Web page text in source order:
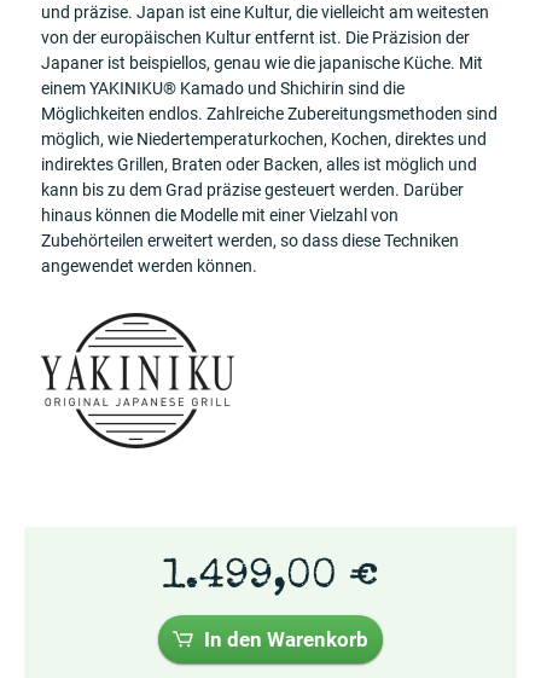
und präzise. Japan ist eine Kultur, die vielleicht am weitesten
von der europäischen Kultur entfernt ist. Die Präzision der
Japaner ist beispiellos, genau wie die japanische Küche. Mit
einem YAKINIKU® Kamado und Shichirin sind die
Möglichkeiten endlos. Zahlreiche Zubereitungsmethoden sind
möglich, wie Niedertemperaturkochen, Kochen, direktes und
indirektes Grillen, Braten oder Backen, alles ist möglich und
kann bis zu dem Grad präzise gesteuert werden. Darüber
hinaus können die Modelle mit einer Vielzahl von
Zubehörteilen erweitert werden, so dass diese Techniken
angewendet werden können.
1.499,00 €
In den Warenkorb